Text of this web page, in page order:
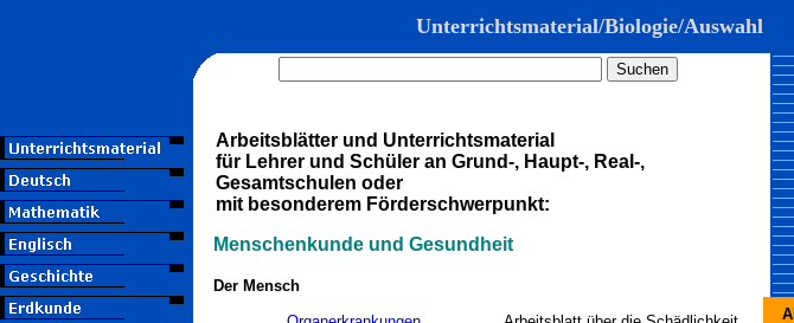
Unterrichtsmaterial/Biologie/Auswahl
Arbeitsblätter und Unterrichtsmaterial
für Lehrer und Schüler an Grund-, Haupt-, Real-,
Gesamtschulen oder
mit besonderem Förderschwerpunkt:
Menschenkunde und Gesundheit
Der Mensch